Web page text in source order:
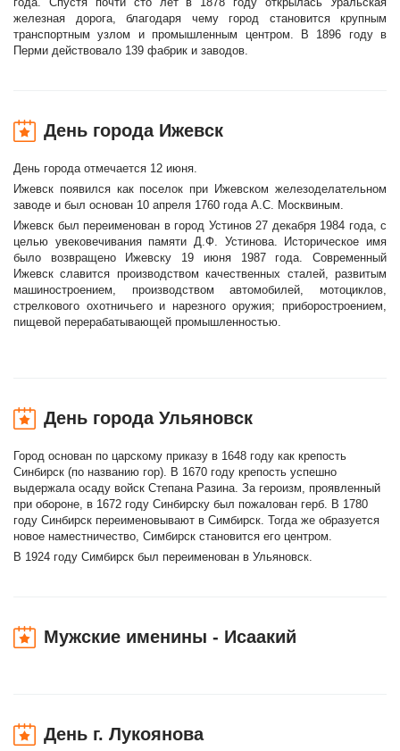
железная дорога, благодаря чему город становится крупным
транспортным узлом и промышленным центром. В 1896 году в
Перми действовало 139 фабрик и заводов.
День города Ижевск
День города отмечается 12 июня.
Ижевск появился как поселок при Ижевском железоделательном
заводе и был основан 10 апреля 1760 года А.С. Москвиным.
Ижевск был переименован в город Устинов 27 декабря 1984 года, с
целью увековечивания памяти Д.Ф. Устинова. Историческое имя
было возвращено Ижевску 19 июня 1987 года. Современный
Ижевск славится производством качественных сталей, развитым
машиностроением, производством автомобилей, мотоциклов,
стрелкового охотничьего и нарезного оружия; приборостроением,
пищевой перерабатывающей промышленностью.
День города Ульяновск
Город основан по царскому приказу в 1648 году как крепость
Синбирск (по названию гор). В 1670 году крепость успешно
выдержала осаду войск Степана Разина. За героизм, проявленный
при обороне, в 1672 году Синбирску был пожалован герб. В 1780
году Синбирск переименовывают в Симбирск. Тогда же образуется
новое наместничество, Симбирск становится его центром.
В 1924 году Симбирск был переименован в Ульяновск.
Мужские именины - Исаакий
День г. Лукоянова